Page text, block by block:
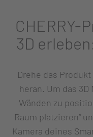
CHERRY-
3D
Drehe das
heran. Um das
Wänden zu
Raum platzieren“
Kamera deines